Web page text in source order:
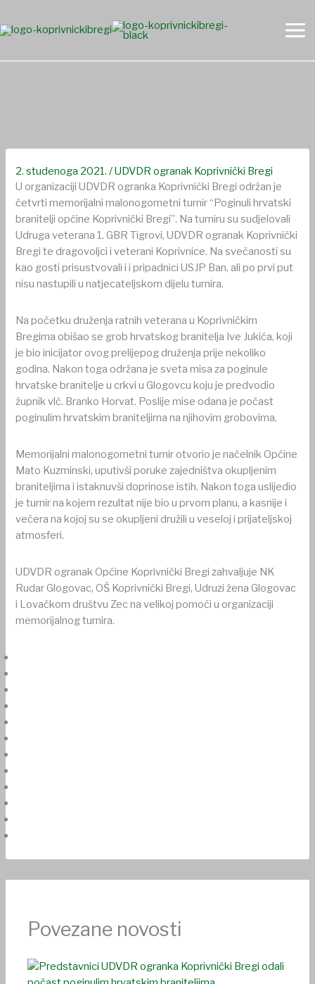
to
content
2. studenoga 2021./UDVDR ogranak Koprivnički Bregi
U organizaciji UDVDR ogranka Koprivnički Bregi održan je
četvrti memorijalni malonogometni turnir “Poginuli hrvatski
branitelji općine Koprivnički Bregi”. Na turniru su sudjelovali
Udruga veterana 1. GBR Tigrovi, UDVDR ogranak Koprivnički
Bregi te dragovoljci i veterani Koprivnice. Na svečanosti su
kao gosti prisustvovali i i pripadnici USJP Ban, ali po prvi put
nisu nastupili u natjecateljskom dijelu turnira.
Na početku druženja ratnih veterana u Koprivničkim
Bregima obišao se grob hrvatskog branitelja Ive Jukića, koji
je bio inicijator ovog prelijepog druženja prije nekoliko
godina. Nakon toga održana je sveta misa za poginule
hrvatske branitelje u crkvi u Glogovcu koju je predvodio
župnik vlč. Branko Horvat. Poslije mise odana je počast
poginulim hrvatskim braniteljima na njihovim grobovima.
Memorijalni malonogometni turnir otvorio je načelnik Općine
Mato Kuzminski, uputivši poruke zajedništva okupljenim
braniteljima i istaknuvši doprinose istih. Nakon toga uslijedio
je turnir na kojem rezultat nije bio u prvom planu, a kasnije i
večera na kojoj su se okupljeni družili u veseloj i prijateljskoj
atmosferi.
UDVDR ogranak Općine Koprivnički Bregi zahvaljuje NK
Rudar Glogovac, OŠ Koprivnički Bregi, Udruzi žena Glogovac
i Lovačkom društvu Zec na velikoj pomoći u organizaciji
memorijalnog turnira.
Povezane novosti